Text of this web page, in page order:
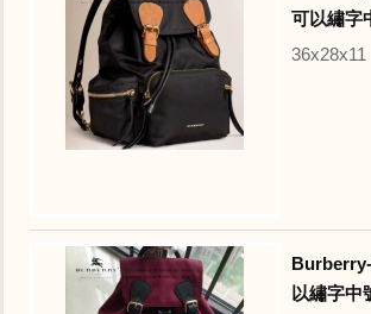
可以繡字
36x28x11
以繡字中